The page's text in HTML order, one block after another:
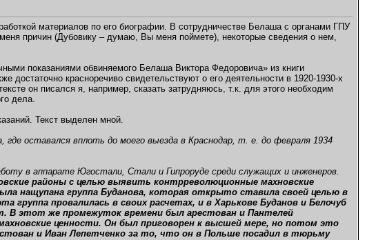
материалов по его биографии. В сотрудничестве Белаша с органами ГПУ
причин (Дубовику – думаю, Вы меня поймете), некоторые сведения о нем,
показаниями обвиняемого Белаша Виктора Федоровича» из книги
достаточно красноречиво свидетельствуют о его деятельности в 1920-1930-х
он писался я, например, сказать затрудняюсь, т.к. для этого необходим
дела.
Текст выделен мной.
где оставался вплоть до моего выезда в Краснодар, т. е. до февраля 1934
в аппарате Югостали, Стали и Гипроруде среди служащих и инженеров.
районы с целью выявить контрреволюционные махновские
нащупана группа Буданова, которая открыто ставила своей целью в
группа провалилась в своих расчетах, и в Харькове Буданов и Белочуб
В этот же промежуток времени был арестован и Пантелей
ценности. Он был приговорен к высшей мере, но потом это
и Иван Лепетченко за то, что он в Польше посадил в тюрьму